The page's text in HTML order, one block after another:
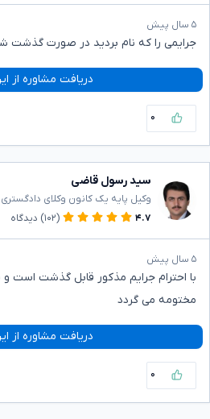
۵ سال پیش
جرایمی را که نام بردید در صورت گذشت
دریافت مشاوره از
۰
سید رسول قاضی
وکیل پایه یک کانون وکلای دادگستری
۴.۷
(۱۰۲) دیدگاه
۵ سال پیش
با احترام جرایم مذکور قابل گذشت است و
مختومه می گردد
دریافت مشاوره از
۰